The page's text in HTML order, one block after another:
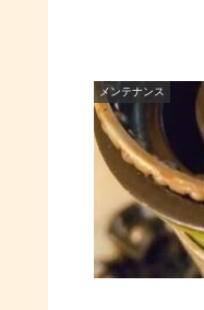
メンテナンス